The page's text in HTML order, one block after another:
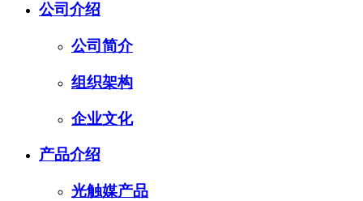
公司介绍
公司简介
组织架构
企业文化
产品介绍
光触媒产品